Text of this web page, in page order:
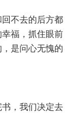
不去的后方都
福，抓住眼前
是问心无愧的
，我们决定去